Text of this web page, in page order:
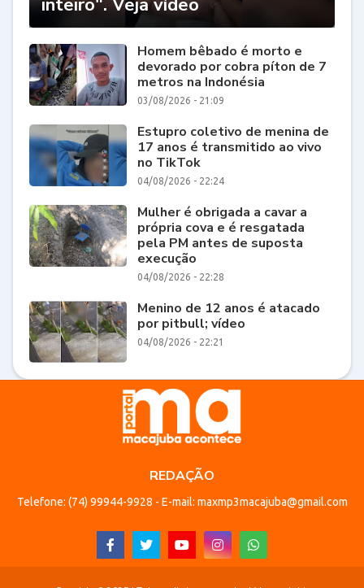
inteiro". Veja vídeo
Homem bêbado é morto e
devorado por cobra píton de 7
metros na Indonésia
03/08/2026 - 21:09
Estupro coletivo de menina de
17 anos é transmitido ao vivo
no TikTok
04/08/2026 - 22:24
Mulher é obrigada a cavar a
própria cova e é resgatada
pela PM antes de suposta
execução
04/08/2026 - 22:28
Menino de 12 anos é atacado
por pitbull; vídeo
04/08/2026 - 22:21
REDAÇÃO
Telefone: (74) 99944-9928 - E-mail: maxmp3macajuba@gmail.com